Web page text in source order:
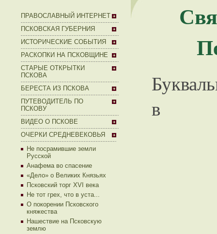
ПРАВОСЛАВНЫЙ ИНТЕРНЕТ
ПСКОВСКАЯ ГУБЕРНИЯ
ИСТОРИЧЕСКИЕ СОБЫТИЯ
РАСКОПКИ НА ПСКОВЩИНЕ
СТАРЫЕ ОТКРЫТКИ
ПСКОВА
БЕРЕСТА ИЗ ПСКОВА
ПУТЕВОДИТЕЛЬ ПО
ПСКОВУ
ВИДЕО О ПСКОВЕ
ОЧЕРКИ СРЕДНЕВЕКОВЬЯ
Не посрамившие земли
Русской
Анафема во спасение
«Дело» о Великих Князьях
Псковский торг XVI века
Не тот грех, что в уста...
О покорении Псковского
княжества
Нашествие на Псковскую
землю
в